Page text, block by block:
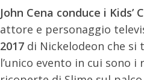
John Cena conduce i Kids’
attore e personaggio
2017 di Nickelodeon che si
l’unico evento in cui sono